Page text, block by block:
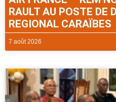
RAULT AU POSTE DE
REGIONAL CARAÏBES
7 août 2026